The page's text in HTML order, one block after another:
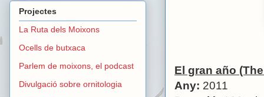
El gran año
Any: 2011
Projectes
La Ruta dels Moixons
Ocells de butxaca
Parlem de moixons, el podcast
Divulgació sobre ornitologia